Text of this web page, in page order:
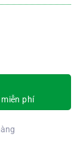
phí